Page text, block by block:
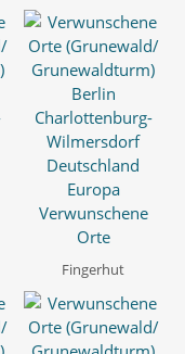
Fingerhut